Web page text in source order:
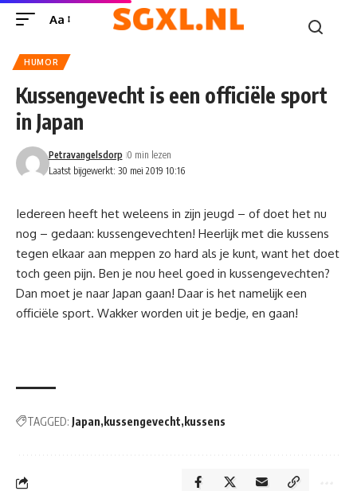
Aa
HUMOR
Kussengevecht is een officiële sport
in Japan
Laatst bijgewerkt: 30 mei 2019 10:16
Petravangelsdorp 0 min lezen
Iedereen heeft het weleens in zijn jeugd – of doet het nu
nog – gedaan: kussengevechten! Heerlijk met die kussens
tegen elkaar aan meppen zo hard als je kunt, want het doet
toch geen pijn. Ben je nou heel goed in kussengevechten?
Dan moet je naar Japan gaan! Daar is het namelijk een
officiële sport. Wakker worden uit je bedje, en gaan!
TAGGED: Japan kussengevecht kussens